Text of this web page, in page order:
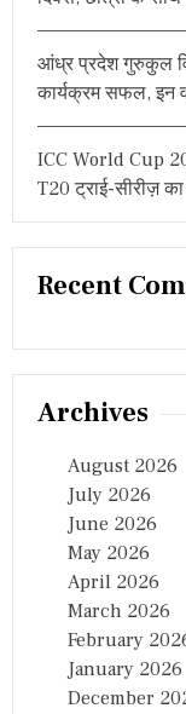
आंध्र प्रदेश गुरुकुल
कार्यक्रम सफल, इन
ICC World Cup
T20 ट्राई-सीरीज़
Recent
Archives
August 2026
July 2026
June 2026
May 2026
April 2026
March 2026
February
January 2026
December